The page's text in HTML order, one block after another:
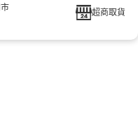
超商取貨